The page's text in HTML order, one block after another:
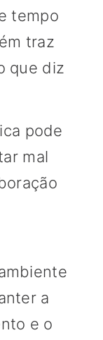
tempo
traz
que diz
pode
mal
a
e o